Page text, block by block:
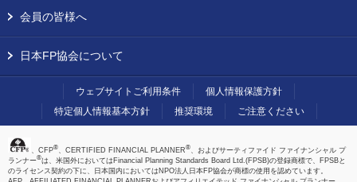
会員の皆様へ
日本FP協会について
ウェブサイトご利用条件
個人情報保護方針
特定個人情報基本方針
推奨環境 ご注意ください
、CFP® 、CERTIFIED FINANCIAL PLANNER® 、およびサーティファイド ファイナンシャル プ
ランナー®は、米国外においてはFinancial Planning Standards Board Ltd.(FPSB)の登録商標で、FPSBと
のライセンス契約の下に、日本国内においてはNPO法人日本FP協会が商標の使用を認めています。